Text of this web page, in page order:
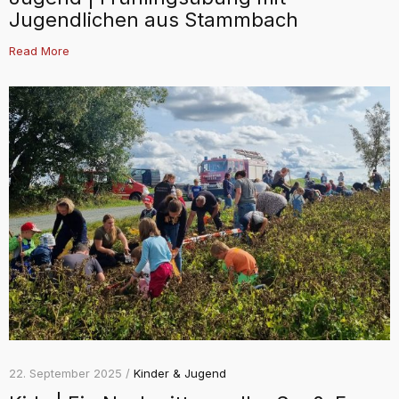
Jugendlichen aus Stammbach
Read More
22. September 2025 / Kinder & Jugend